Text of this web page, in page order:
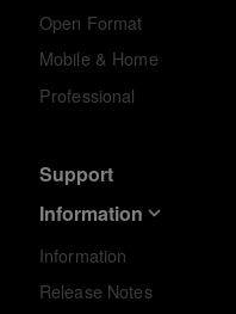
Open Format
Mobile & Home
Professional
Support
Information
Information
Release Notes